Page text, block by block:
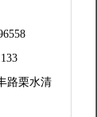
路栗水清